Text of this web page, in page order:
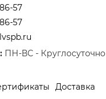
57
57
ПН-ВС - Круглосуточно
Доставка